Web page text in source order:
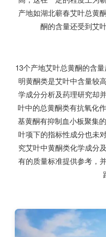
产地如湖北蕲春艾叶总黄
酮的含量还受到艾
13个产地艾叶总黄酮的含
明黄酮类是艾叶中含量较
学成分分析及药理研究却
叶中的总黄酮类有抗氧化
基黄酮有抑制血小板聚集
叶项下的指标性成分也未
究艾叶中黄酮类化学成分
有的质量标准提供参考，